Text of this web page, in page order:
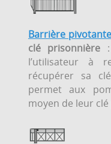
Barrière
clé prisonnière
l’utilisateur à
récupérer sa
permet aux
moyen de leur clé